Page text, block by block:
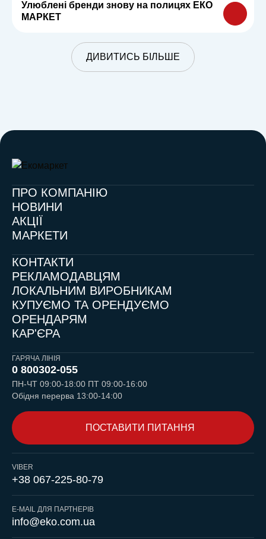
Улюблені бренди знову на полицях ЕКО
МАРКЕТ
ДИВИТИСЬ БІЛЬШЕ
ПРО КОМПАНІЮ
НОВИНИ
АКЦІЇ
МАРКЕТИ
КОНТАКТИ
РЕКЛАМОДАВЦЯМ
ЛОКАЛЬНИМ ВИРОБНИКАМ
КУПУЄМО ТА ОРЕНДУЄМО
ОРЕНДАРЯМ
КАР'ЄРА
ГАРЯЧА ЛІНІЯ
0 800302-055
ПН-ЧТ 09:00-18:00 ПТ 09:00-16:00
Обідня перерва 13:00-14:00
ПОСТАВИТИ ПИТАННЯ
VIBER
+38 067-225-80-79
E-MAIL ДЛЯ ПАРТНЕРІВ
info@eko.com.ua